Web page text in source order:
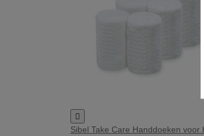

Sibel Take Care Handdoeken voor